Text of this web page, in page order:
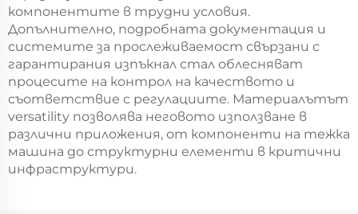
компонентите в трудни условия.
Допълнително, подробната документация и
системите за прослеживаемост свързани с
гарантирания изпъкнал стал облесняват
процесите на контрол на качеството и
съответствие с регулациите. Материалътът
versatility позволява неговото използване в
различни приложения, от компоненти на тежка
машина до структурни елементи в критични
инфраструктури.